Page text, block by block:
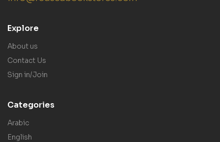
Explore
About us
Contact Us
Sign in/Join
Categories
Arabic
English